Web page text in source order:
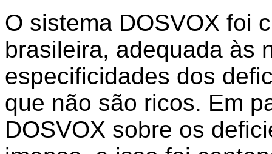
O sistema DOSVOX foi
brasileira, adequada às
especificidades dos
que não são ricos. Em
DOSVOX sobre os